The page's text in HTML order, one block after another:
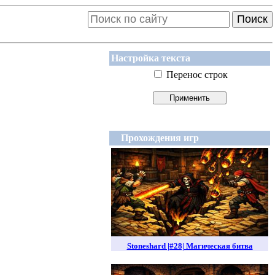
Поиск
Настройка текста
Перенос строк
Прохождения игр
Stoneshard |#28| Магическая битва